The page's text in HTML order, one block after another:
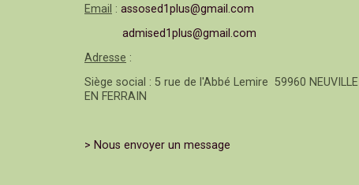
Email : assosed1plus@gmail.com
admised1plus@gmail.com
Adresse :
Siège social : 5 rue de l'Abbé Lemire 59960 NEUVILLE
EN FERRAIN
> Nous envoyer un message